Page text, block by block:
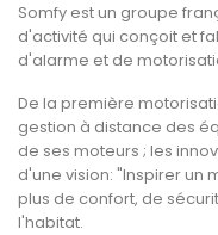
Somfy est un groupe
d'activité qui conçoit et
d'alarme et de
De la première
gestion à distance des
de ses moteurs ; les
d'une vision: "Inspirer un
plus de confort, de
l'habitat.